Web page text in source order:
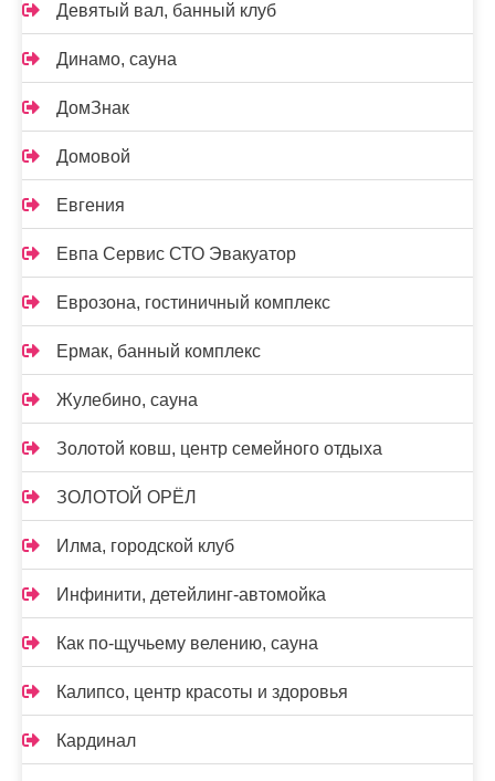
Девятый вал, банный клуб
Динамо, сауна
ДомЗнак
Домовой
Евгения
Евпа Сервис СТО Эвакуатор
Еврозона, гостиничный комплекс
Ермак, банный комплекс
Жулебино, сауна
Золотой ковш, центр семейного отдыха
ЗОЛОТОЙ ОРЁЛ
Илма, городской клуб
Инфинити, детейлинг-автомойка
Как по-щучьему велению, сауна
Калипсо, центр красоты и здоровья
Кардинал